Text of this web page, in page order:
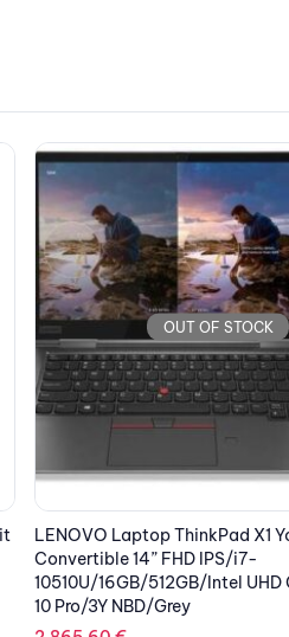
OUT OF STOCK
D-LINK DGS-1100-05V2 SMART
PORTS
40.12€